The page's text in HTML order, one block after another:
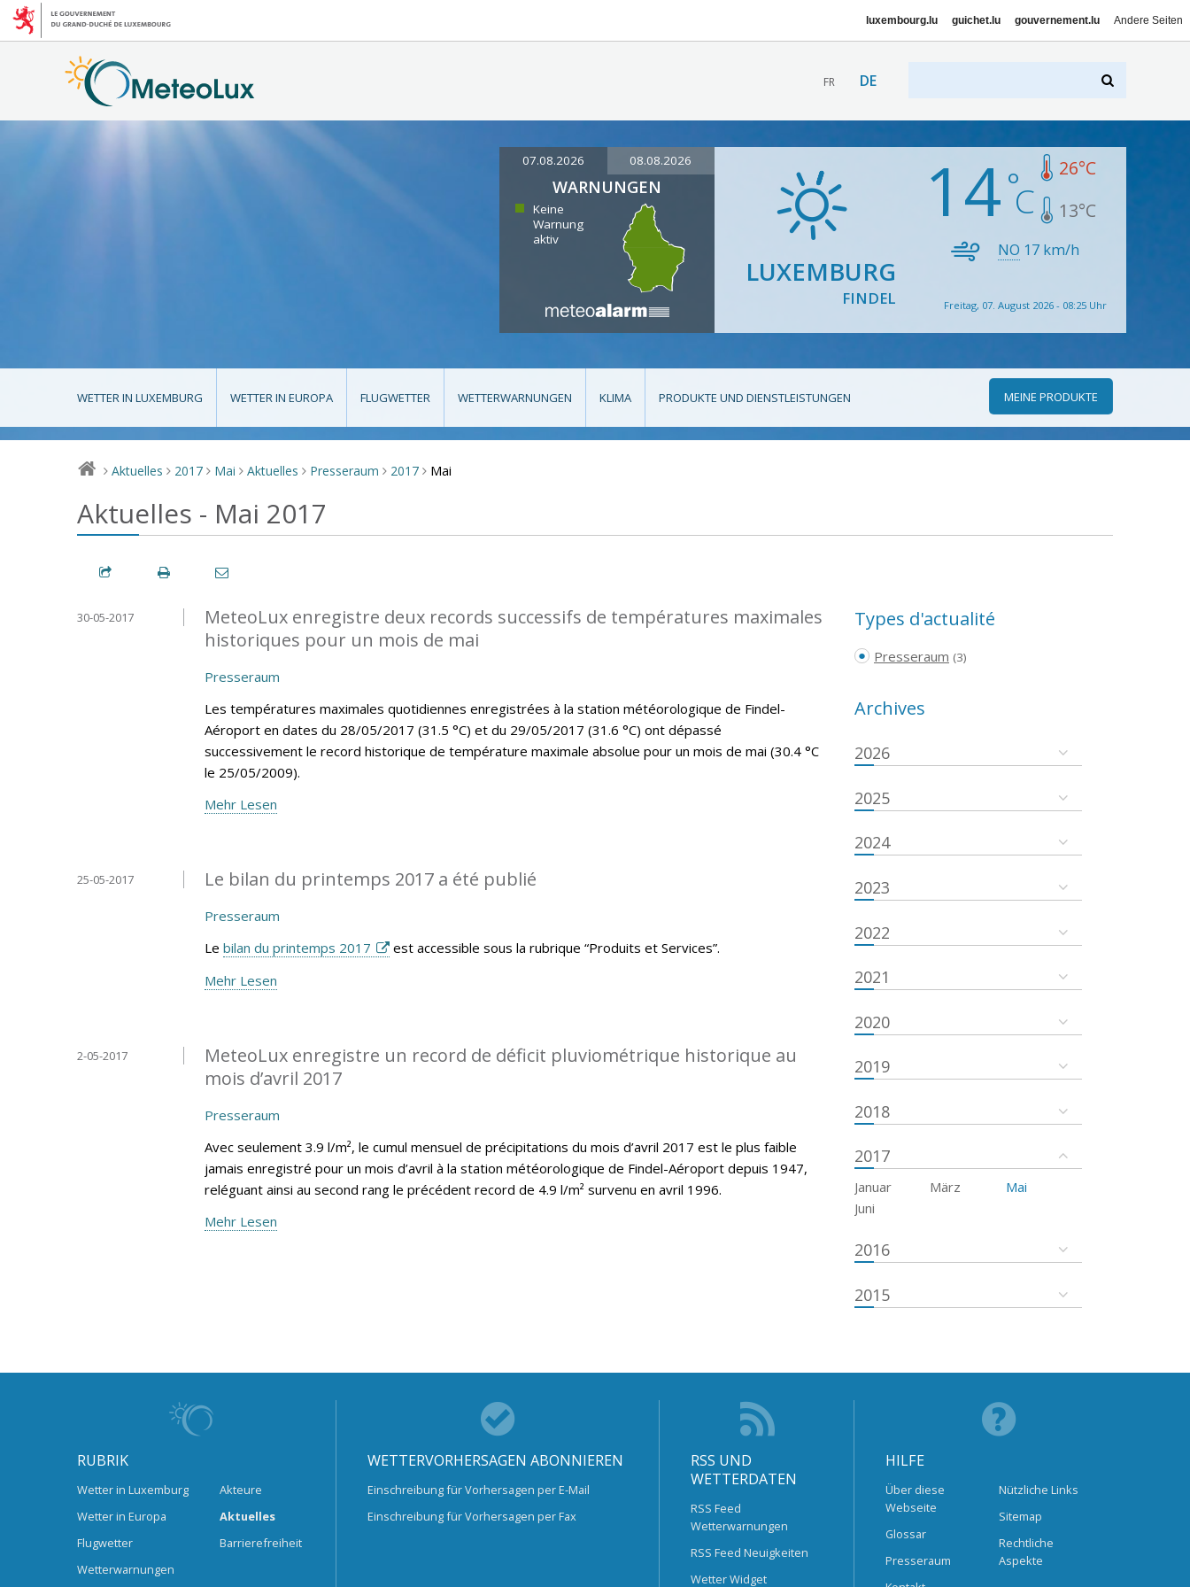
luxembourg.lu guichet.lu gouvernement.lu Andere Seiten
FR DE
07.08.2026 08.08.2026
WARNUNGEN
Keine
Warnung
aktiv
LUXEMBURG
FINDEL
14 26°C
13°C
NO 17 km/h
Freitag, 07. August 2026 - 08:25 Uhr
WETTER IN LUXEMBURG WETTER IN EUROPA FLUGWETTER WETTERWARNUNGEN KLIMA PRODUKTE UND DIENSTLEISTUNGEN MEINE PRODUKTE
> Aktuelles > 2017 > Mai > Aktuelles > Presseraum > 2017 > Mai
Aktuelles - Mai 2017
MeteoLux enregistre deux records successifs de températures maximales
historiques pour un mois de mai
30-05-2017
Presseraum
Les températures maximales quotidiennes enregistrées à la station météorologique de Findel-
Aéroport en dates du 28/05/2017 (31.5 °C) et du 29/05/2017 (31.6 °C) ont dépassé
successivement le record historique de température maximale absolue pour un mois de mai (30.4 °C
le 25/05/2009).
Mehr Lesen
Le bilan du printemps 2017 a été publié
25-05-2017
Presseraum
Le bilan du printemps 2017
est accessible sous la rubrique “Produits et Services”.
Mehr Lesen
MeteoLux enregistre un record de déficit pluviométrique historique au
mois d’avril 2017
2-05-2017
Presseraum
Avec seulement 3.9 l/m², le cumul mensuel de précipitations du mois d’avril 2017 est le plus faible
jamais enregistré pour un mois d’avril à la station météorologique de Findel-Aéroport depuis 1947,
reléguant ainsi au second rang le précédent record de 4.9 l/m² survenu en avril 1996.
Mehr Lesen
Types d'actualité
Presseraum (3)
Archives
2026
2025
2024
2023
2022
2021
2020
2019
2018
2017
Januar März
Mai
Juni
2016
2015
RUBRIK
Wetter in Luxemburg
Wetter in Europa
Flugwetter
Wetterwarnungen
Akteure
Aktuelles
Barrierefreiheit
WETTERVORHERSAGEN ABONNIEREN
Einschreibung für Vorhersagen per E-Mail
Einschreibung für Vorhersagen per Fax
RSS UND
WETTERDATEN
RSS Feed
Wetterwarnungen
RSS Feed Neuigkeiten
Wetter Widget
HILFE
Über diese
Webseite
Glossar
Presseraum
Nützliche Links
Sitemap
Rechtliche
Aspekte